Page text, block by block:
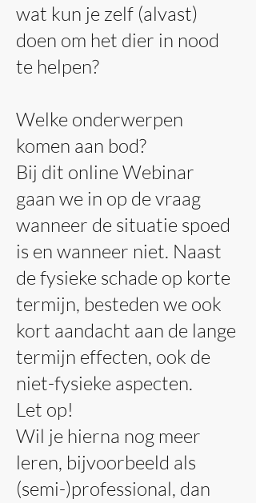
wat kun je zelf (alvast)
doen om het dier in nood
te helpen?
Welke onderwerpen
komen aan bod?
Bij dit online Webinar
gaan we in op de vraag
wanneer de situatie spoed
is en wanneer niet. Naast
de fysieke schade op korte
termijn, besteden we ook
kort aandacht aan de lange
termijn effecten, ook de
niet-fysieke aspecten.
​Let op!
Wil je hierna nog meer
leren, bijvoorbeeld als
(semi-)professional, dan